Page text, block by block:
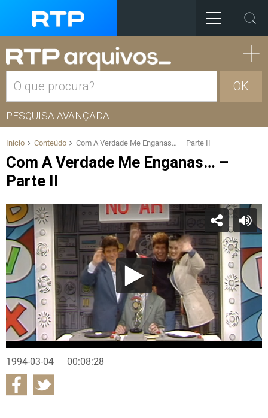
OK
PESQUISA AVANÇADA
Início Conteúdo Com A Verdade Me Enganas… – Parte II
Com A Verdade Me Enganas… –
Parte II
1994-03-04 00:08:28